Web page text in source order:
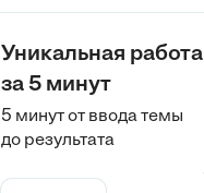
Уникальная работа
за 5 минут
5 минут от ввода темы
до результата